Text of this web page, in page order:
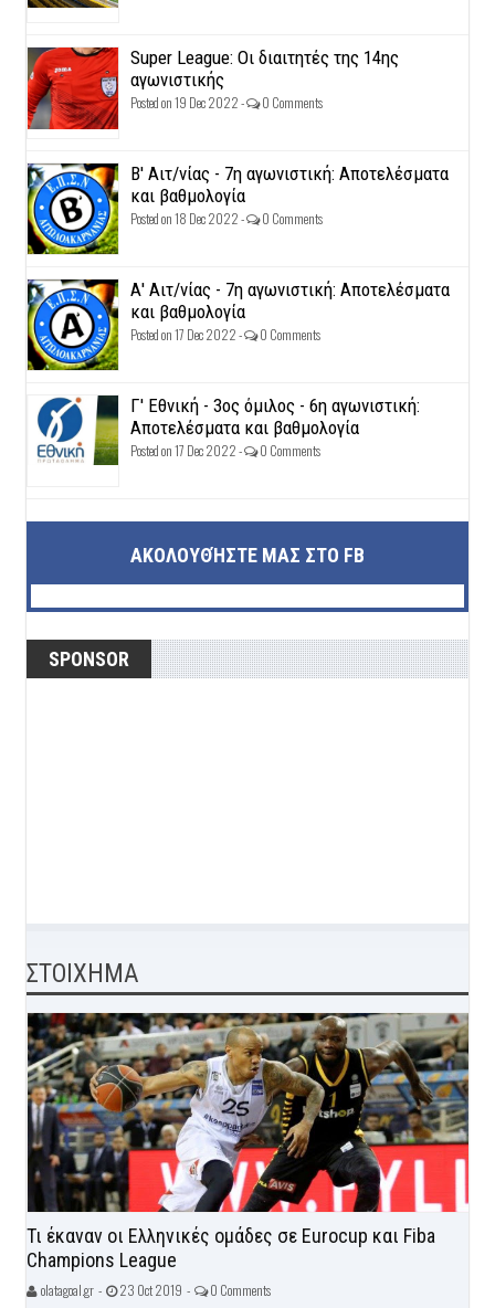
Super League: Οι διαιτητές της 14ης
αγωνιστικής
Posted on 19 Dec 2022 - 0 Comments
Β' Αιτ/νίας - 7η αγωνιστική: Αποτελέσματα
και βαθμολογία
Posted on 18 Dec 2022 - 0 Comments
Α' Αιτ/νίας - 7η αγωνιστική: Αποτελέσματα
και βαθμολογία
Posted on 17 Dec 2022 - 0 Comments
Γ' Εθνική - 3ος όμιλος - 6η αγωνιστική:
Αποτελέσματα και βαθμολογία
Posted on 17 Dec 2022 - 0 Comments
ΑΚΟΛΟΥΘΉΣΤΕ ΜΑΣ ΣΤΟ FB
SPONSOR
ΣΤΟΙΧΗΜΑ
Τι έκαναν οι Ελληνικές ομάδες σε Eurocup και Fiba
Champions League
olatagoal.gr - 23 Oct 2019 - 0 Comments